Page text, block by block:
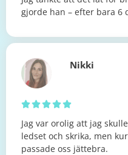
gjorde han – efter bara 6
Nikki

Jag var orolig att jag
ledset och skrika, men
passade oss jättebra.